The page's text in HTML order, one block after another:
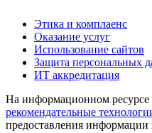
Этика и комплаенс
Оказание услуг
Использование сайтов
Защита персональных
ИТ аккредитация
На информационном ресурсе
рекомендательные
предоставления информации